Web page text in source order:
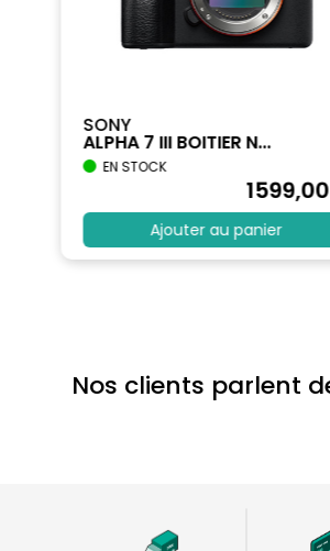
SONY
ALPHA 7 III BOITIER N...
EN STOCK
1599,00
Ajouter au panier
Nos clients parlent